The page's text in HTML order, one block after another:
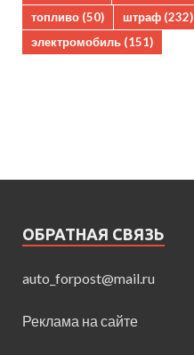
топливо (50) штраф (232)
электромобиль (151)
ОБРАТНАЯ СВЯЗЬ
auto_forpost@mail.ru
Реклама на сайте